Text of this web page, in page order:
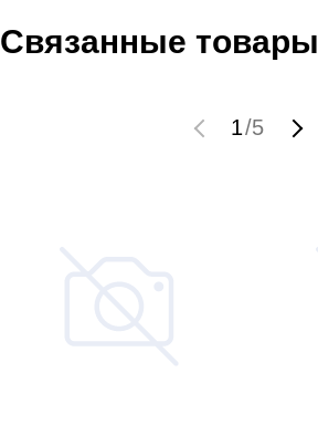
Связанные товары
1/5